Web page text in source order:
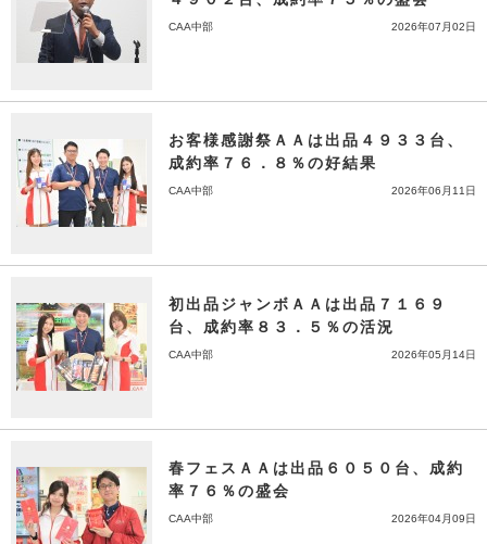
CAA中部 2026年07月02日
お客様感謝祭ＡＡは出品４９３３台、
成約率７６．８％の好結果
CAA中部 2026年06月11日
初出品ジャンボＡＡは出品７１６９
台、成約率８３．５％の活況
CAA中部 2026年05月14日
春フェスＡＡは出品６０５０台、成約
率７６％の盛会
CAA中部 2026年04月09日